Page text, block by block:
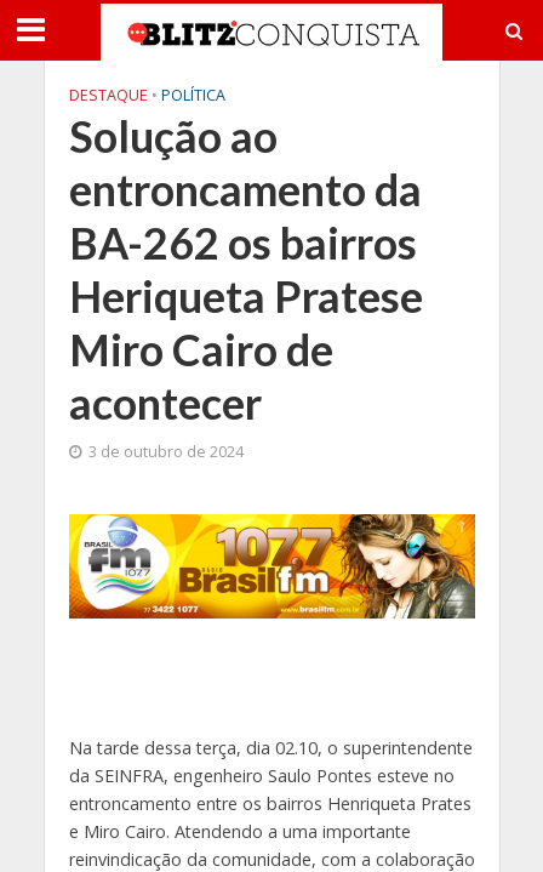
DESTAQUE • POLÍTICA
Solução ao
entroncamento da
BA-262 os bairros
Heriqueta Pratese
Miro Cairo de
acontecer
3 de outubro de 2024
Na tarde dessa terça, dia 02.10, o superintendente
da SEINFRA, engenheiro Saulo Pontes esteve no
entroncamento entre os bairros Henriqueta Prates
e Miro Cairo. Atendendo a uma importante
reinvindicação da comunidade, com a colaboração